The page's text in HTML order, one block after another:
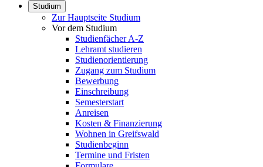
Studium
Zur Hauptseite Studium
Vor dem Studium
Studienfächer A-Z
Lehramt studieren
Studienorientierung
Zugang zum Studium
Bewerbung
Einschreibung
Semesterstart
Anreisen
Kosten & Finanzierung
Wohnen in Greifswald
Studienbeginn
Termine und Fristen